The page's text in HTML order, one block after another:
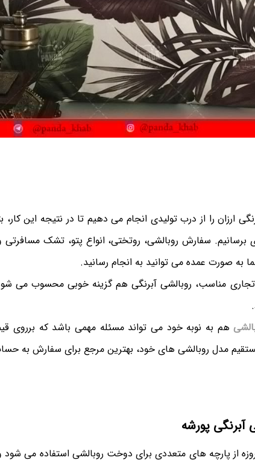
ارزان را از درب تولیدی انجام می دهیم تا در نتیجه این کار،
سفارش روبالشی، روتختی، انواع پتو، تشک مسافرتی
به صورت عمده می توانید به انجام رسانید.
مناسب، روبالشی آبرنگی هم گزینه خوبی محسوب می
هم به نوبه خود می تواند مسئله مهمی باشد که برروی
مدل روبالشی های خود، بهترین مرجع برای سفارش به
آبرنگی پورشه
از پارچه های متعددی برای دوخت روبالشی استفاده می